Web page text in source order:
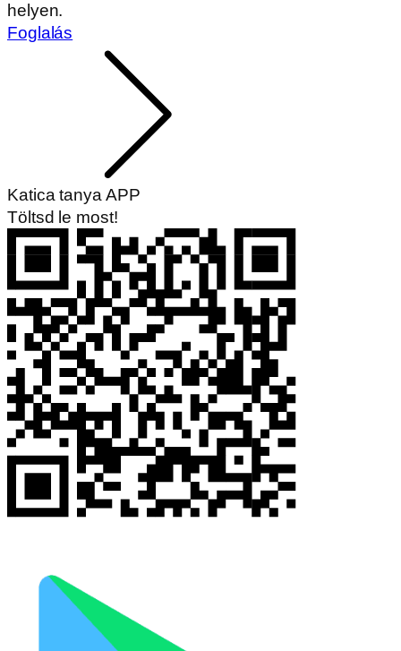
helyen.
Foglalás
Katica tanya APP
Töltsd le most!